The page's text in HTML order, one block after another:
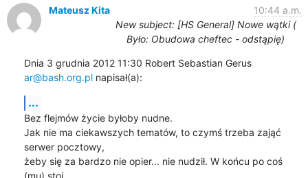
Mateusz Kita
10:44 a.m.
New subject: [HS General] Nowe wątki (
Było: Obudowa cheftec - odstąpię)
Dnia 3 grudnia 2012 11:30 Robert Sebastian Gerus
ar@bash.org.pl napisał(a):
...
Bez flejmów życie byłoby nudne.
Jak nie ma ciekawszych tematów, to czymś trzeba zająć
serwer pocztowy,
żeby się za bardzo nie opier... nie nudził. W końcu po coś
(mu) stoi.